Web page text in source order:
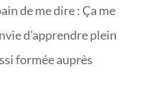
de me dire : Ça me
d’apprendre plein
formée auprès